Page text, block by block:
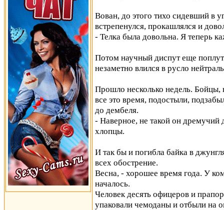
Вован, до этого тихо сидевший в
встрепенулся, прокашлялся и
- Телка была довольна. Я теперь
Потом научный диспут еще
незаметно влился в русло
Прошло несколько недель. Бойцы,
все это время, подостыли,
до дембеля.
- Наверное, не такой он дремучий
хлопцы.
И так бы и погибла байка в
всех обострение.
Весна, - хорошее время года. У
началось.
Человек десять офицеров и
упаковали чемоданы и отбыли